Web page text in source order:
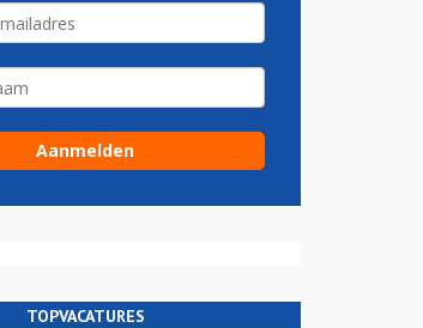
TOPVACATURES